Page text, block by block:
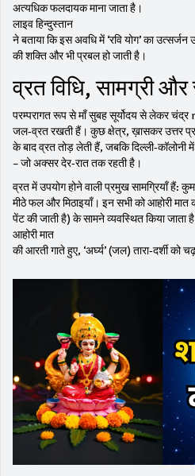
अत्यधिक फलदायक माना जाता है।
लाइव हिन्दुस्तान
ने बताया कि इस अवधि में ‘रवि योग’ का
की शक्ति और भी प्रबल हो जाती है।
व्रत विधि, सामग्री और
परम्परागत रूप से माँ सुबह सूर्योदय से लेकर
जल‑व्रत रखती हैं। कुछ क्षेत्र, ख़ासकर उत्तर
के बाद व्रत तोड़ लेती हैं, जबकि दिल्ली‑कॉलोनी
– जो अक्सर देर‑रात तक रहती है।
व्रत में उपयोग होने वाली प्रमुख सामग्रियाँ हैं:
मीठे फल और मिठाइयाँ। इन सभी को आहोरी मात
पेंट की जाती है) के सामने व्यवस्थित किया
आहोरी मात
की आरती गाते हुए, ‘अर्घ्य’ (जल) तारा‑दर्शी को